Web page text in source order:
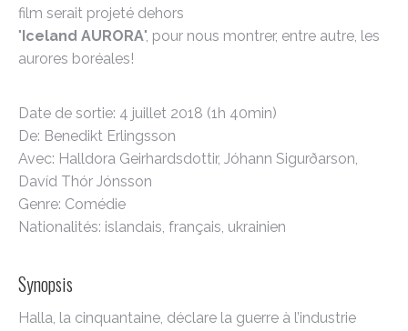
film serait projeté dehors
"Iceland AURORA", pour nous montrer, entre autre, les
aurores boréales!
Date de sortie: 4 juillet 2018 (1h 40min)
De: Benedikt Erlingsson
Avec: Halldora Geirhardsdottir, Jóhann Sigurðarson,
Davíd Thór Jónsson
Genre: Comédie
Nationalités: islandais, français, ukrainien
Synopsis
Halla, la cinquantaine, déclare la guerre à l’industrie